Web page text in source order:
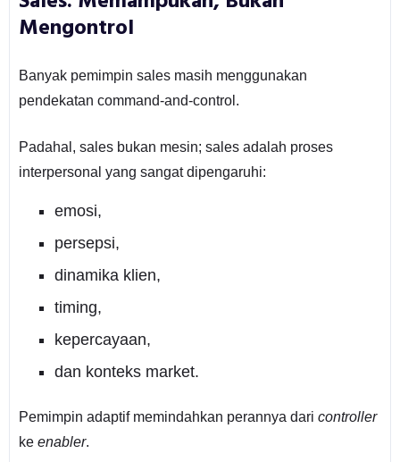
Mengontrol
Banyak pemimpin sales masih menggunakan
pendekatan command-and-control.
Padahal, sales bukan mesin; sales adalah proses
interpersonal yang sangat dipengaruhi:
emosi,
persepsi,
dinamika klien,
timing,
kepercayaan,
dan konteks market.
Pemimpin adaptif memindahkan perannya dari controller
ke enabler.